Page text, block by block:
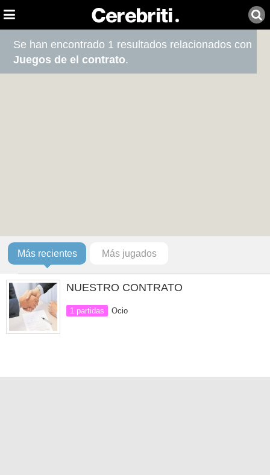
Se han encontrado 1 resultados relacionados con
Juegos de el contrato.
Más recientes Más jugados
NUESTRO CONTRATO
1 partidas Ocio